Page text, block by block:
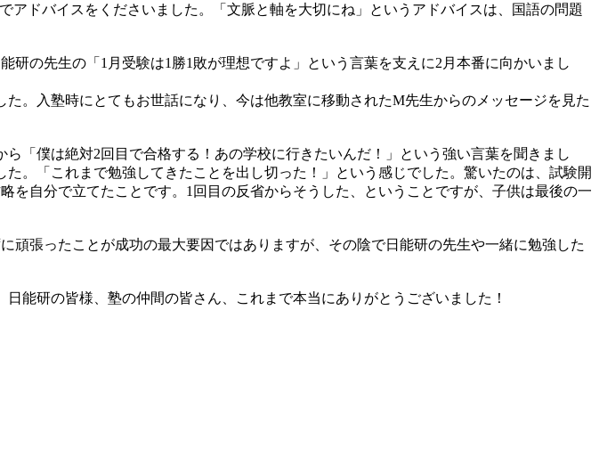
ドバイスをくださいました。「文脈と軸を大切にね」というアドバイスは、国語の問題
の先生の「1月受験は1勝1敗が理想ですよ」という言葉を支えに2月本番に向かいまし
。入塾時にとてもお世話になり、今は他教室に移動されたM先生からのメッセージを見た
「僕は絶対2回目で合格する！あの学校に行きたいんだ！」という強い言葉を聞きまし
。「これまで勉強してきたことを出し切った！」という感じでした。驚いたのは、試験開
自分で立てたことです。1回目の反省からそうした、ということですが、子供は最後の一
張ったことが成功の最大要因ではありますが、その陰で日能研の先生や一緒に勉強した
能研の皆様、塾の仲間の皆さん、これまで本当にありがとうございました！